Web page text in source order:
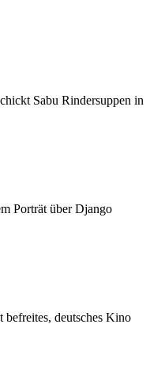
Sabu Rindersuppen in
Porträt über Django
befreites, deutsches Kino